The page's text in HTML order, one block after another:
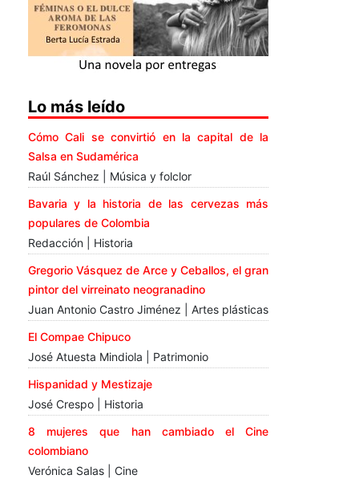
Lo más leído
Cómo Cali se convirtió en la capital de la
Salsa en Sudamérica
Raúl Sánchez | Música y folclor
Bavaria y la historia de las cervezas más
populares de Colombia
Redacción | Historia
Gregorio Vásquez de Arce y Ceballos, el gran
pintor del virreinato neogranadino
Juan Antonio Castro Jiménez | Artes plásticas
El Compae Chipuco
José Atuesta Mindiola | Patrimonio
Hispanidad y Mestizaje
José Crespo | Historia
8 mujeres que han cambiado el Cine
colombiano
Verónica Salas | Cine